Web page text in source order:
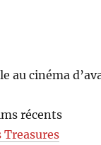
au cinéma
récents
Treasures